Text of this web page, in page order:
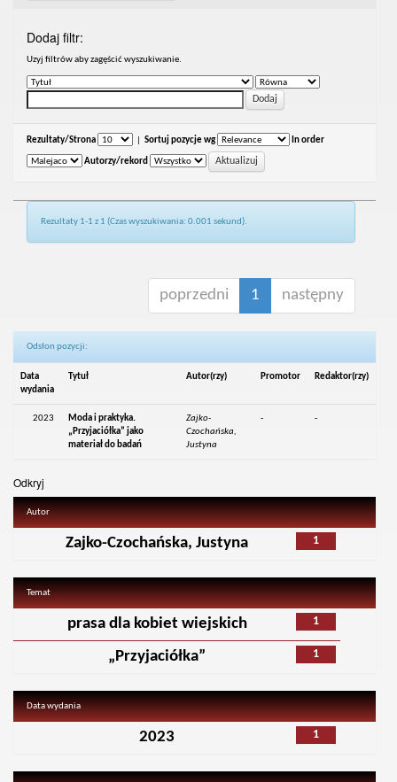
Dodaj filtr:
Uzyj filtrów aby zagęścić wyszukiwanie.
Rezultaty/Strona Sortuj pozycje wg In order
Autorzy/rekord
Rezultaty 1-1 z 1 (Czas wyszukiwania: 0.001 sekund).
poprzedni 1 następny
Odsłon pozycji:
Data
wydania
Tytuł Autor(rzy) Promotor Redaktor(rzy)
2023
Moda i praktyka.
„Przyjaciółka” jako
materiał do badań
Zajko-
Czochańska,
Justyna
- -
Odkryj
Autor
1
Zajko-Czochańska, Justyna
Temat
1
prasa dla kobiet wiejskich
1
„Przyjaciółka”
Data wydania
1
2023